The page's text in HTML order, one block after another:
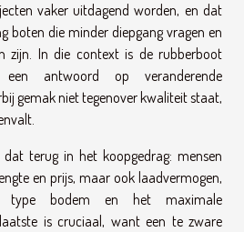
vaker uitdagend worden, en dat
boten die minder diepgang vragen en
zijn. In die context is de rubberboot
antwoord op veranderende
gemak niet tegenover kwaliteit staat,
dat terug in het koopgedrag: mensen
en prijs, maar ook laadvermogen,
type bodem en het maximale
is cruciaal, want een te zware